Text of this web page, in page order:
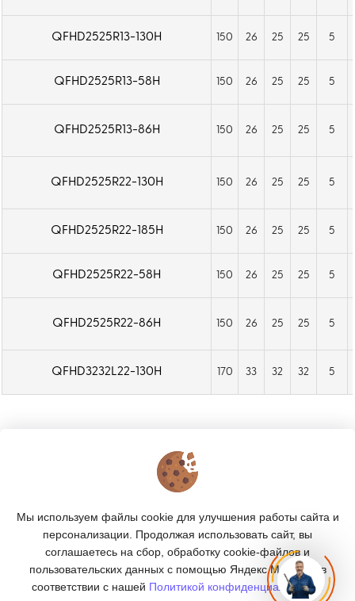
QFHD2525R13-130H 150 26 25 25 5
QFHD2525R13-58H 150 26 25 25 5
QFHD2525R13-86H 150 26 25 25 5
QFHD2525R22-130H 150 26 25 25 5
QFHD2525R22-185H 150 26 25 25 5
QFHD2525R22-58H 150 26 25 25 5
QFHD2525R22-86H 150 26 25 25 5
QFHD3232L22-130H 170 33 32 32 5
КАТАЛОГ
ПОДПИСКА
Мы используем файлы cookie для улучшения работы сайта и
персонализации. Продолжая использовать сайт, вы
соглашаетесь на сбор, обработку cookie-файлов и
пользовательских данных с помощью Яндекс.Метрика, в
соответствии с нашей Политикой конфиденциальности.